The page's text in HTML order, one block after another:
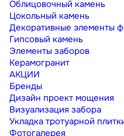
Облицовочный камень
Цокольный камень
Декоративные элементы
Гипсовый камень
Элементы заборов
Керамогранит
АКЦИИ
Бренды
Дизайн проект мощения
Визуализация забора
Укладка тротуарной
Фотогалерея